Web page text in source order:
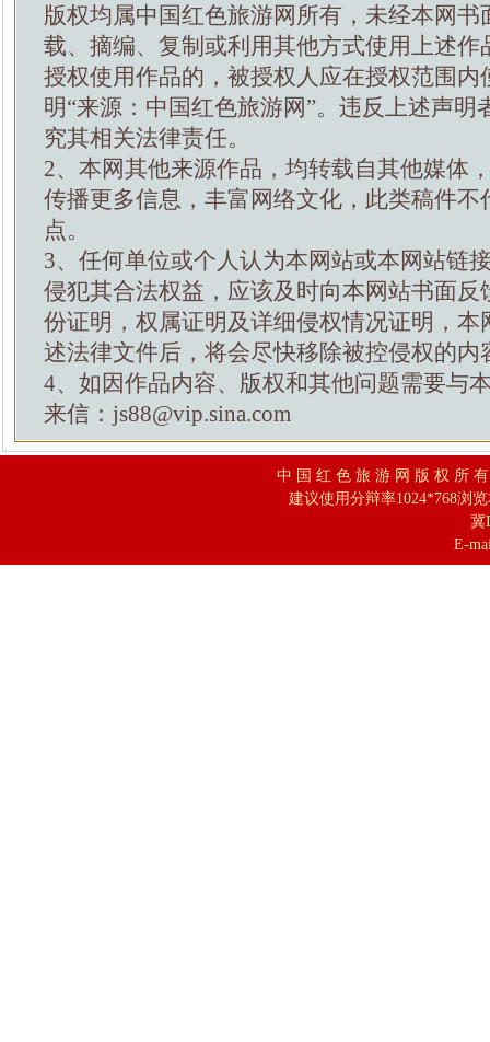
版权均属中国红色旅游网所有，未经本网书
载、摘编、复制或利用其他方式使用上述作
授权使用作品的，被授权人应在授权范围内
明“来源：中国红色旅游网”。违反上述声明
究其相关法律责任。
2、本网其他来源作品，均转载自其他媒体
传播更多信息，丰富网络文化，此类稿件不
点。
3、任何单位或个人认为本网站或本网站链
侵犯其合法权益，应该及时向本网站书面反
份证明，权属证明及详细侵权情况证明，本
述法律文件后，将会尽快移除被控侵权的内
4、如因作品内容、版权和其他问题需要与
来信：js88@vip.sina.com
中 国 红 色 旅 游 网 版 权 所
建议使用分辩率1024*768浏
冀
E-